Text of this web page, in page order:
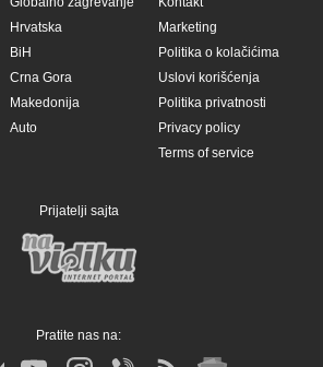
Hrvatska
BiH
Crna Gora
Makedonija
Auto
Marketing
Politika o kolačićima
Uslovi korišćenja
Politika privatnosti
Privacy policy
Terms of service
Prijatelji sajta
Pratite nas na: